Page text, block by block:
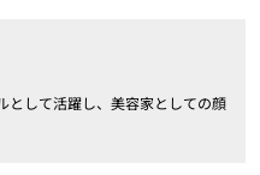
として活躍し、美容家としての顔